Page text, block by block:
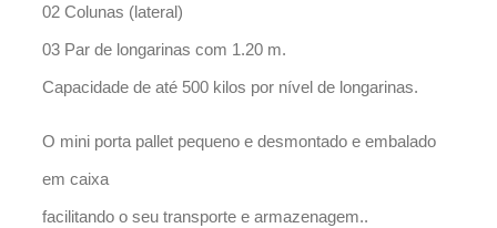
02 Colunas (lateral)
03 Par de longarinas com 1.20 m.
Capacidade de até 500 kilos por nível de longarinas.
O mini porta pallet pequeno e desmontado e embalado
em caixa
facilitando o seu transporte e armazenagem..